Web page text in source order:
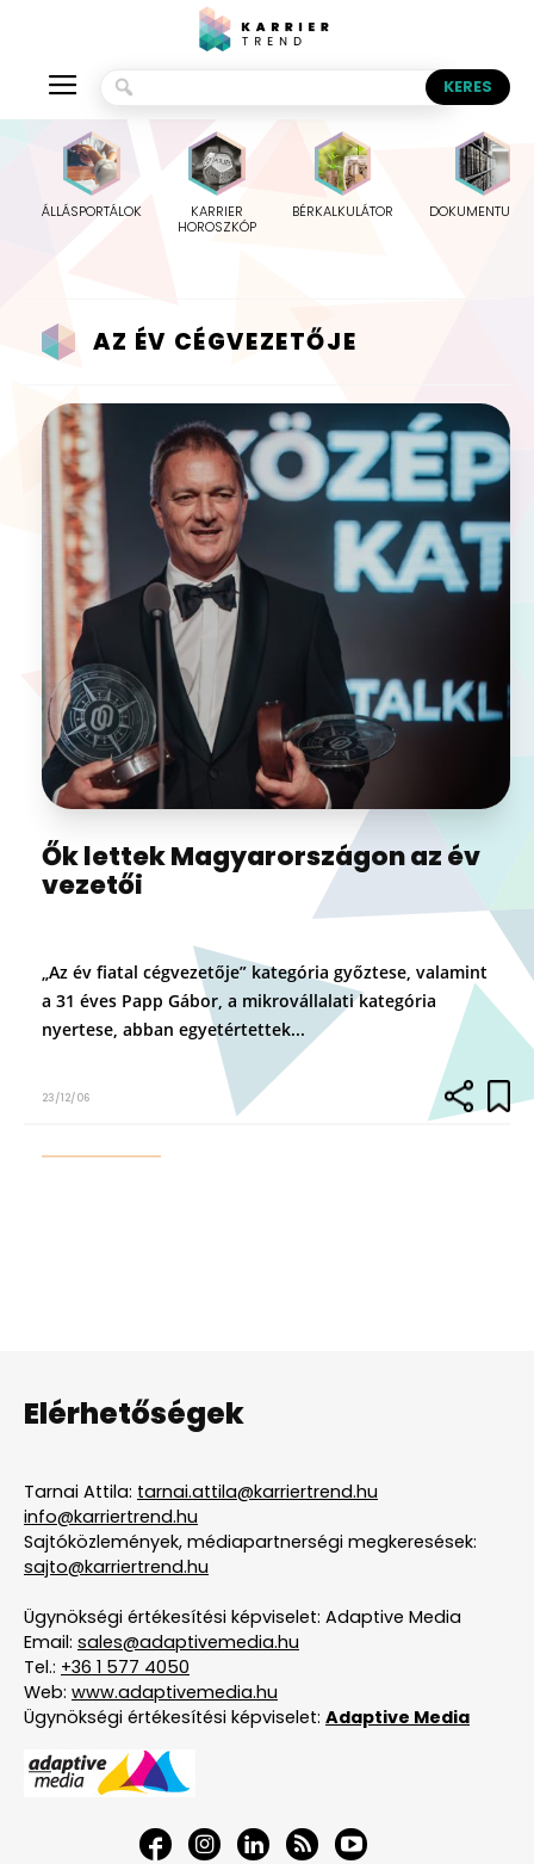
ÁLLÁSPORTÁLOK
KARRIER
HOROSZKÓP
BÉRKALKULÁTOR
AZ ÉV CÉGVEZETŐJE
Ők lettek Magyarországon az év
vezetői
„Az év fiatal cégvezetője” kategória győztese, valamint
a 31 éves Papp Gábor, a mikrovállalati kategória
nyertese, abban egyetértettek...
23/12/06
Elérhetőségek
Tarnai Attila: tarnai.attila@karriertrend.hu
info@karriertrend.hu
Sajtóközlemények, médiapartnerségi megkeresések:
sajto@karriertrend.hu
Ügynökségi értékesítési képviselet: Adaptive Media
Email: sales@adaptivemedia.hu
Tel.: +36 1 577 4050
Web: www.adaptivemedia.hu
Ügynökségi értékesítési képviselet: Adaptive Media